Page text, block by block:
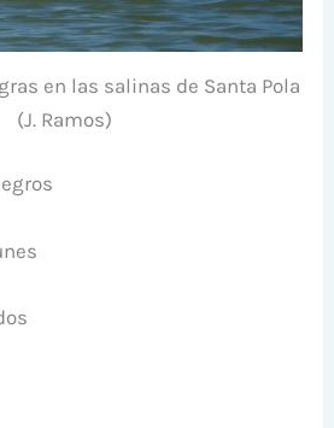
en las salinas de Santa Pola
(J. Ramos)